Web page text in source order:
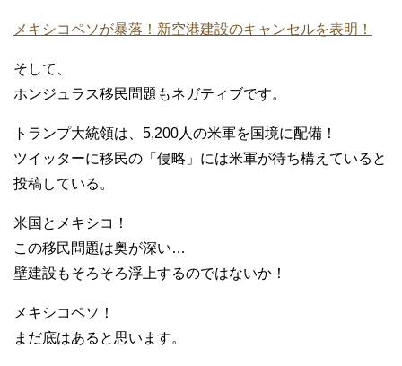
メキシコペソが暴落！新空港建設のキャンセルを表明！
そして、
ホンジュラス移民問題もネガティブです。
トランプ大統領は、5,200人の米軍を国境に配備！
ツイッターに移民の「侵略」には米軍が待ち構えていると
投稿している。
米国とメキシコ！
この移民問題は奥が深い…
壁建設もそろそろ浮上するのではないか！
メキシコペソ！
まだ底はあると思います。